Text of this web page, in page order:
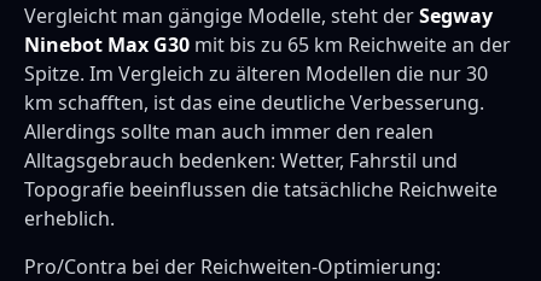
Vergleicht man gängige Modelle, steht derSegway
Ninebot Max G30 mit bis zu 65 km Reichweite an der
Spitze. Im Vergleich zu älteren Modellen die nur 30
km schafften, ist das eine deutliche Verbesserung.
Allerdings sollte man auch immer den realen
Alltagsgebrauch bedenken: Wetter, Fahrstil und
Topografie beeinflussen die tatsächliche Reichweite
erheblich.
Pro/Contra bei der Reichweiten-Optimierung: